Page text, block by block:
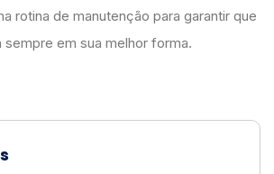
rotina de manutenção para garantir que
em sua melhor forma.